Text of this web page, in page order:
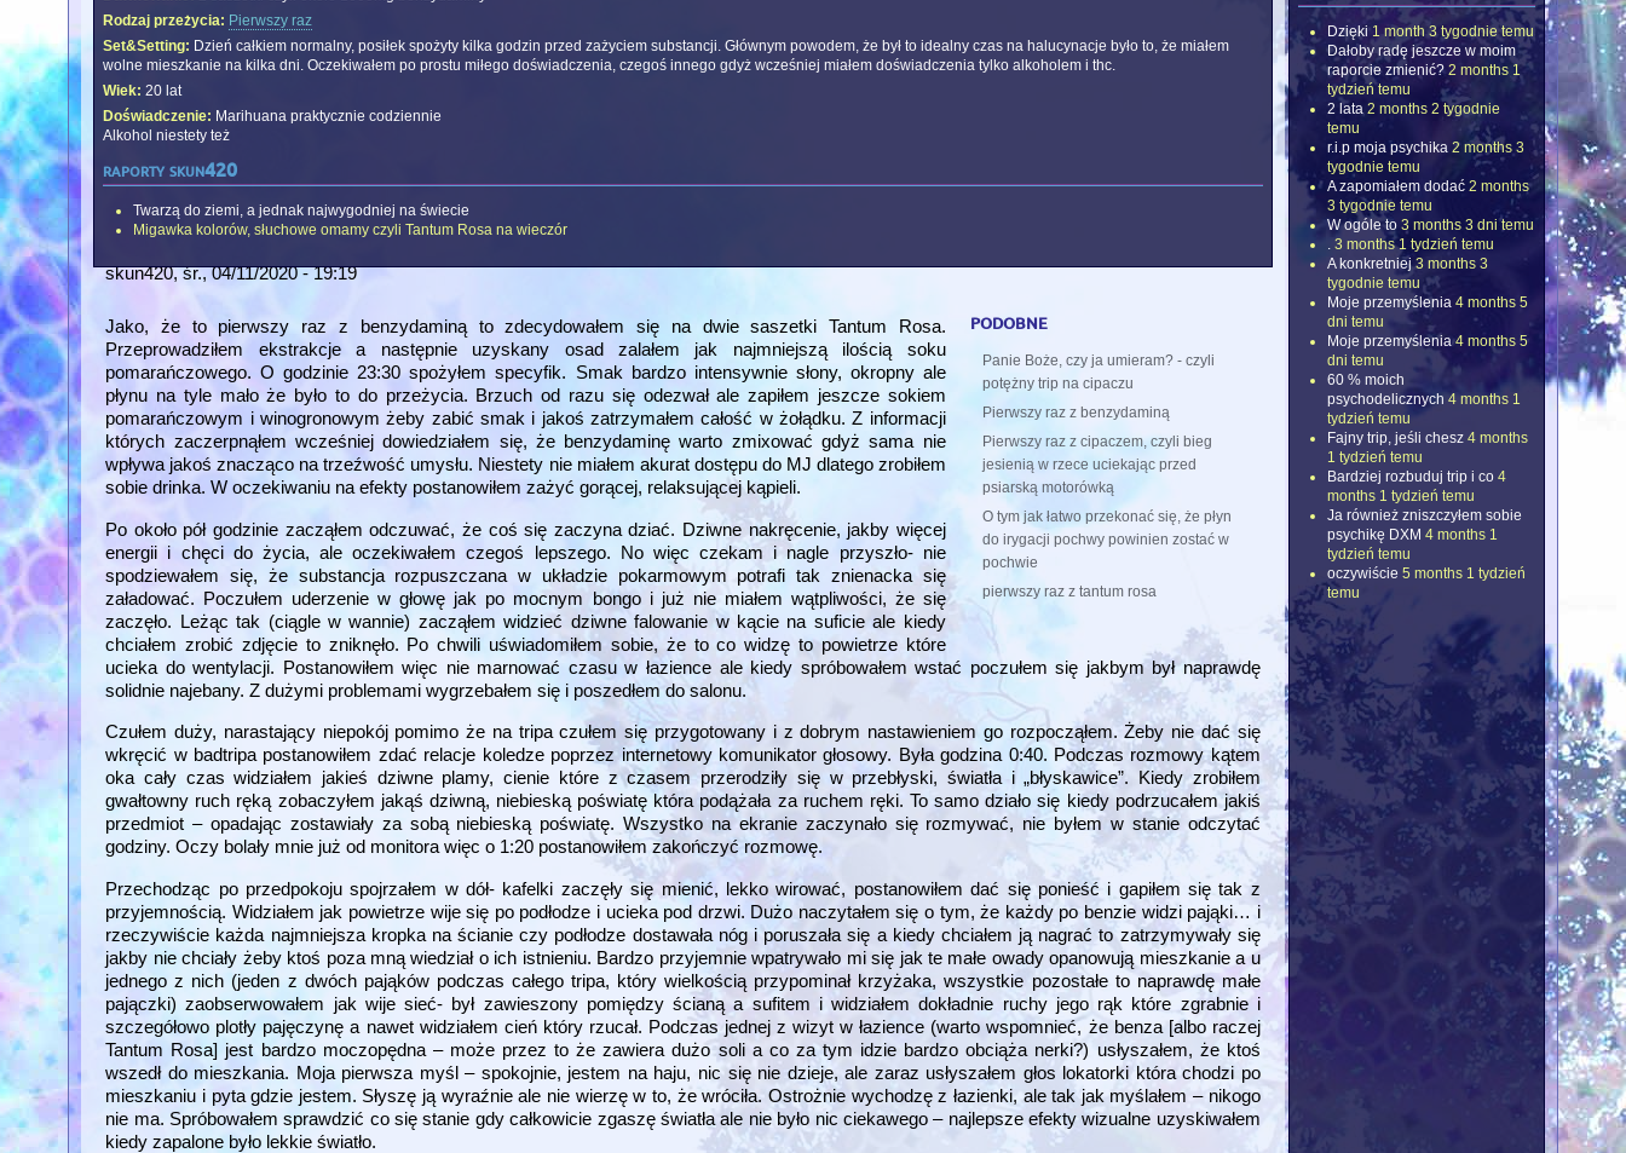
Rodzaj przeżycia: Pierwszy raz
Set&Setting: Dzień całkiem normalny, posiłek spożyty kilka godzin przed zażyciem substancji. Głównym powodem, że był to idealny czas na halucynacje było to, że miałem
wolne mieszkanie na kilka dni. Oczekiwałem po prostu miłego doświadczenia, czegoś innego gdyż wcześniej miałem doświadczenia tylko alkoholem i thc.
Wiek: 20 lat
Doświadczenie: Marihuana praktycznie codziennie
Alkohol niestety też
raporty skun420
Twarzą do ziemi, a jednak najwygodniej na świecie
Migawka kolorów, słuchowe omamy czyli Tantum Rosa na wieczór
skun420, śr., 04/11/2020 - 19:19
podobne
Panie Boże, czy ja umieram? - czyli
potężny trip na cipaczu
Pierwszy raz z benzydaminą
Pierwszy raz z cipaczem, czyli bieg
jesienią w rzece uciekając przed
psiarską motorówką
O tym jak łatwo przekonać się, że płyn
do irygacji pochwy powinien zostać w
pochwie
pierwszy raz z tantum rosa
Jako, że to pierwszy raz z benzydaminą to zdecydowałem się na dwie saszetki Tantum Rosa.
Przeprowadziłem ekstrakcje a następnie uzyskany osad zalałem jak najmniejszą ilością soku
pomarańczowego. O godzinie 23:30 spożyłem specyfik. Smak bardzo intensywnie słony, okropny ale
płynu na tyle mało że było to do przeżycia. Brzuch od razu się odezwał ale zapiłem jeszcze sokiem
pomarańczowym i winogronowym żeby zabić smak i jakoś zatrzymałem całość w żołądku. Z informacji
których zaczerpnąłem wcześniej dowiedziałem się, że benzydaminę warto zmixować gdyż sama nie
wpływa jakoś znacząco na trzeźwość umysłu. Niestety nie miałem akurat dostępu do MJ dlatego zrobiłem
sobie drinka. W oczekiwaniu na efekty postanowiłem zażyć gorącej, relaksującej kąpieli.
Po około pół godzinie zacząłem odczuwać, że coś się zaczyna dziać. Dziwne nakręcenie, jakby więcej
energii i chęci do życia, ale oczekiwałem czegoś lepszego. No więc czekam i nagle przyszło- nie
spodziewałem się, że substancja rozpuszczana w układzie pokarmowym potrafi tak znienacka się
załadować. Poczułem uderzenie w głowę jak po mocnym bongo i już nie miałem wątpliwości, że się
zaczęło. Leżąc tak (ciągle w wannie) zacząłem widzieć dziwne falowanie w kącie na suficie ale kiedy
chciałem zrobić zdjęcie to zniknęło. Po chwili uświadomiłem sobie, że to co widzę to powietrze które
ucieka do wentylacji. Postanowiłem więc nie marnować czasu w łazience ale kiedy spróbowałem wstać poczułem się jakbym był naprawdę
solidnie najebany. Z dużymi problemami wygrzebałem się i poszedłem do salonu.
Czułem duży, narastający niepokój pomimo że na tripa czułem się przygotowany i z dobrym nastawieniem go rozpocząłem. Żeby nie dać się
wkręcić w badtripa postanowiłem zdać relacje koledze poprzez internetowy komunikator głosowy. Była godzina 0:40. Podczas rozmowy kątem
oka cały czas widziałem jakieś dziwne plamy, cienie które z czasem przerodziły się w przebłyski, światła i „błyskawice”. Kiedy zrobiłem
gwałtowny ruch ręką zobaczyłem jakąś dziwną, niebieską poświatę która podążała za ruchem ręki. To samo działo się kiedy podrzucałem jakiś
przedmiot – opadając zostawiały za sobą niebieską poświatę. Wszystko na ekranie zaczynało się rozmywać, nie byłem w stanie odczytać
godziny. Oczy bolały mnie już od monitora więc o 1:20 postanowiłem zakończyć rozmowę.
Przechodząc po przedpokoju spojrzałem w dół- kafelki zaczęły się mienić, lekko wirować, postanowiłem dać się ponieść i gapiłem się tak z
przyjemnością. Widziałem jak powietrze wije się po podłodze i ucieka pod drzwi. Dużo naczytałem się o tym, że każdy po benzie widzi pająki… i
rzeczywiście każda najmniejsza kropka na ścianie czy podłodze dostawała nóg i poruszała się a kiedy chciałem ją nagrać to zatrzymywały się
jakby nie chciały żeby ktoś poza mną wiedział o ich istnieniu. Bardzo przyjemnie wpatrywało mi się jak te małe owady opanowują mieszkanie a u
jednego z nich (jeden z dwóch pająków podczas całego tripa, który wielkością przypominał krzyżaka, wszystkie pozostałe to naprawdę małe
pajączki) zaobserwowałem jak wije sieć- był zawieszony pomiędzy ścianą a sufitem i widziałem dokładnie ruchy jego rąk które zgrabnie i
szczegółowo plotły pajęczynę a nawet widziałem cień który rzucał. Podczas jednej z wizyt w łazience (warto wspomnieć, że benza [albo raczej
Tantum Rosa] jest bardzo moczopędna – może przez to że zawiera dużo soli a co za tym idzie bardzo obciąża nerki?) usłyszałem, że ktoś
wszedł do mieszkania. Moja pierwsza myśl – spokojnie, jestem na haju, nic się nie dzieje, ale zaraz usłyszałem głos lokatorki która chodzi po
mieszkaniu i pyta gdzie jestem. Słyszę ją wyraźnie ale nie wierzę w to, że wróciła. Ostrożnie wychodzę z łazienki, ale tak jak myślałem – nikogo
nie ma. Spróbowałem sprawdzić co się stanie gdy całkowicie zgaszę światła ale nie było nic ciekawego – najlepsze efekty wizualne uzyskiwałem
kiedy zapalone było lekkie światło.
Dzięki 1 month 3 tygodnie temu
Dałoby radę jeszcze w moim
raporcie zmienić? 2 months 1
tydzień temu
2 lata 2 months 2 tygodnie
temu
r.i.p moja psychika 2 months 3
tygodnie temu
A zapomiałem dodać 2 months
3 tygodnie temu
W ogóle to 3 months 3 dni temu
3 months 1 tydzień temu
A konkretniej 3 months 3
tygodnie temu
Moje przemyślenia 4 months 5
dni temu
Moje przemyślenia 4 months 5
dni temu
60 % moich
psychodelicznych 4 months 1
tydzień temu
Fajny trip, jeśli chesz 4 months
1 tydzień temu
Bardziej rozbuduj trip i co 4
months 1 tydzień temu
Ja również zniszczyłem sobie
psychikę DXM 4 months 1
tydzień temu
oczywiście 5 months 1 tydzień
temu